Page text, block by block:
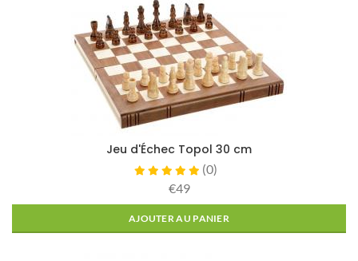
Jeu d'Échec Topol 30 cm
(0)
€49
AJOUTER AU PANIER